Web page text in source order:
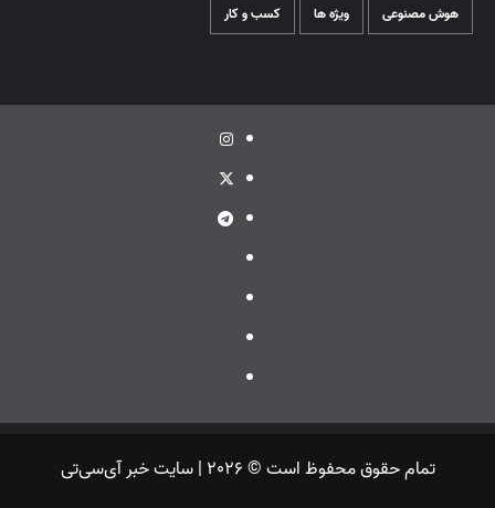
هوش مصنوعی ویژه ها کسب و کار
اینستاگرام
توئیتر
تلگرام
تمام حقوق محفوظ است © 2026 | سایت خبر آی‌سی‌تی